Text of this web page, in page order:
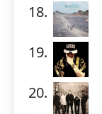
18.
19.
20.